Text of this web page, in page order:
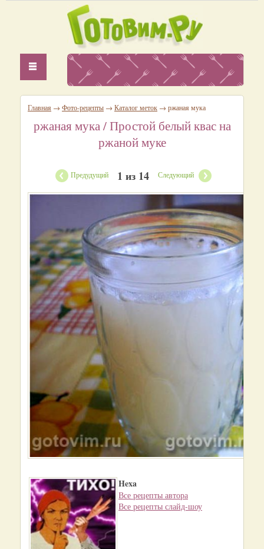
Главная → Фото-рецепты → Каталог меток → ржаная мука
ржаная мука/ Простой белый квас на
ржаной муке
Предудущий 1 из 14 Следующий
Hexa
Все рецепты автора
Все рецепты слайд-шоу